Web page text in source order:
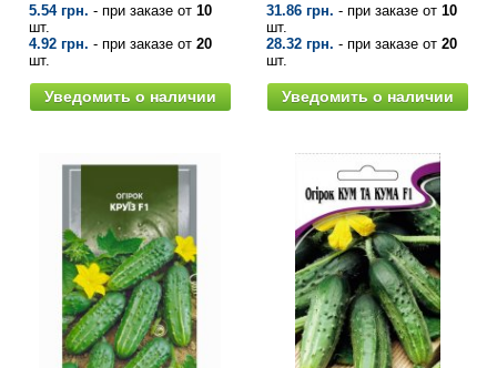
5.54 грн. - при заказе от 10
шт.
4.92 грн. - при заказе от 20
шт.
Уведомить о наличии
31.86 грн. - при заказе от 10
шт.
28.32 грн. - при заказе от 20
шт.
Уведомить о наличии